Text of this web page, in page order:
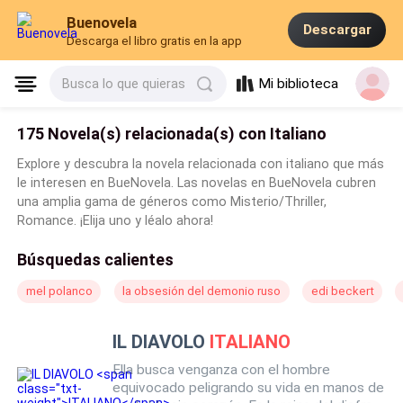
Buenovela
Descarga el libro gratis en la app
Descargar
Busca lo que quieras Mi biblioteca
175 Novela(s) relacionada(s) con Italiano
Explore y descubra la novela relacionada con italiano que más
le interesen en BueNovela. Las novelas en BueNovela cubren
una amplia gama de géneros como Misterio/Thriller,
Romance. ¡Elija uno y léalo ahora!
Búsquedas calientes
mel polanco la obsesión del demonio ruso edi beckert
IL DIAVOLO ITALIANO
Ella busca venganza con el hombre
equivocado peligrando su vida en manos de